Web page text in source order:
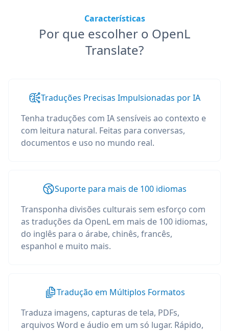
Características
Por que escolher o OpenL
Translate?
Traduções Precisas Impulsionadas por IA
Tenha traduções com IA sensíveis ao contexto e
com leitura natural. Feitas para conversas,
documentos e uso no mundo real.
Suporte para mais de 100 idiomas
Transponha divisões culturais sem esforço com
as traduções da OpenL em mais de 100 idiomas,
do inglês para o árabe, chinês, francês,
espanhol e muito mais.
Tradução em Múltiplos Formatos
Traduza imagens, capturas de tela, PDFs,
arquivos Word e áudio em um só lugar. Rápido,